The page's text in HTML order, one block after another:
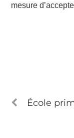
mesure
École